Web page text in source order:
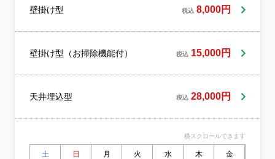
だくなど、エアコンを知り尽くしたプロが
壁掛け型 税込 8,000円
壁掛け型（お掃除機能付） 税込 15,000円
天井埋込型 税込 28,000円
横スクロールできます
土 日 月 火 水 木 金